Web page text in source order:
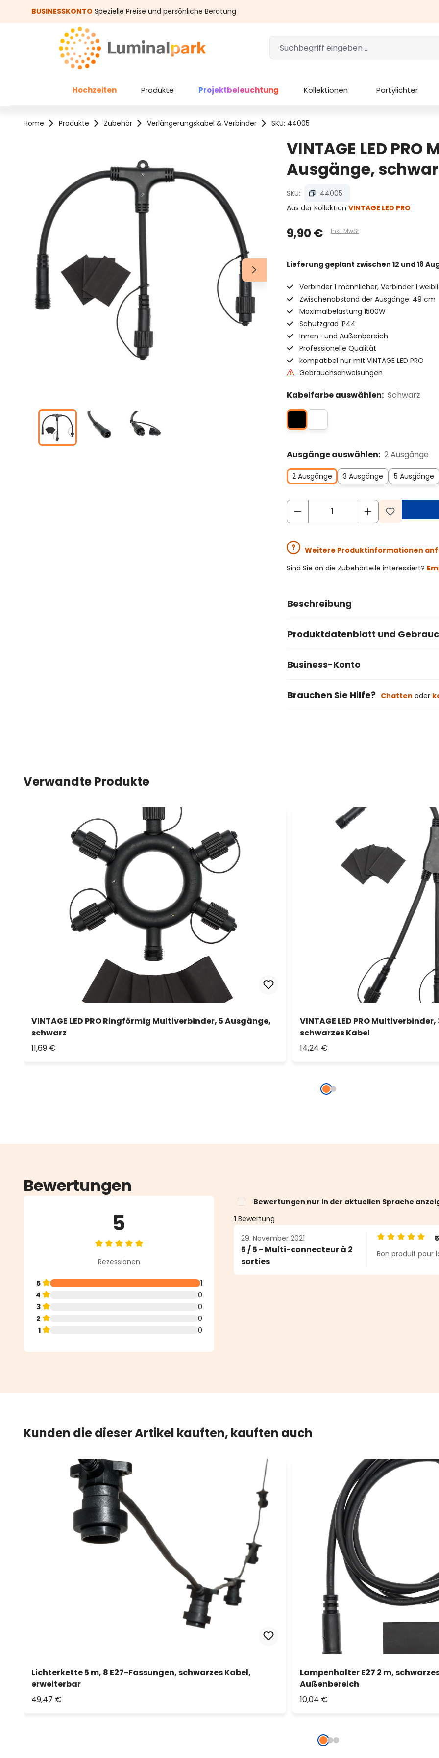
Hauptinhalt springen
Zur Suche springen
BUSINESSKONTO Spezielle Preise und persönliche Beratung
Hochzeiten Produkte Projektbeleuchtung Kollektionen Partylichter
Home Produkte Zubehör Verlängerungskabel & Verbinder SKU: 44005
VINTAGE LED
Ausgänge,
SKU:
44005
Aus der Kollektion VINTAGE LED PRO
9,90 € Inkl. MwSt
Lieferung geplant zwischen 12 und 18
Verbinder 1 männlicher, Verbinder 1
Zwischenabstand der Ausgänge: 49 cm
Maximalbelastung 1500W
Schutzgrad IP44
Innen- und Außenbereich
Professionelle Qualität
kompatibel nur mit VINTAGE LED PRO
Gebrauchsanweisungen
Kabelfarbe auswählen: Schwarz
Ausgänge auswählen: 2 Ausgänge
2 Ausgänge 3 Ausgänge 5 Ausgänge
Weitere Produktinformationen
Sind Sie an die Zubehörteile interessiert?
Beschreibung
Produktdatenblatt und
Business-Konto
Brauchen Sie Hilfe? Chatten oder
Verwandte Produkte
VINTAGE LED PRO Ringförmig Multiverbinder, 5 Ausgänge,
schwarz
11,69 €
VINTAGE LED PRO
schwarzes Kabel
14,24 €
Bewertungen
5
Durchschnittliche Bewertung von 5 von 5 Sternen
Rezessionen
5
1
4
0
3
0
2
0
1
0
Bewertungen nur in der aktuellen Sprache
1 Bewertung
29. November 2021
5 / 5 - Multi-connecteur à 2
sorties
5
Bon produit pour
Kunden die dieser Artikel kauften, kauften auch
Lichterkette 5 m, 8 E27-Fassungen, schwarzes Kabel,
erweiterbar
49,47 €
Lampenhalter E27 2 m,
Außenbereich
10,04 €